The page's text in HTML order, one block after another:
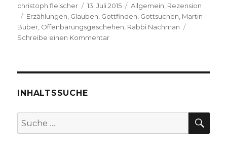
Autor
christoph.fleischer
Veröffentlicht
am
13. Juli 2015 Kategorien
Allgemein Rezension
Schlagwörter
Erzählungen Glauben Gottfinden Gottsuchen Martin
Buber Offenbarungsgeschehen Rabbi Nachman
Schreibe einen Kommentarzu
von
Behnert,
INHALTSSUCHE
Suche
nach: